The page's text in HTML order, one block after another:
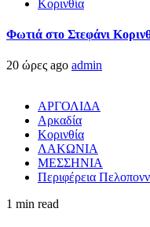
Κορινθία
Φωτιά στο Στεφάνι
20 ώρες ago admin
ΑΡΓΟΛΙΔΑ
Αρκαδία
Κορινθία
ΛΑΚΩΝΙΑ
ΜΕΣΣΗΝΙΑ
Περιφέρεια
1 min read